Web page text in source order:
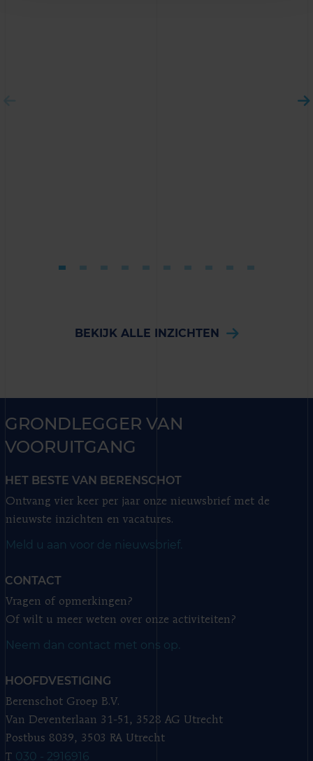
BEKIJK ALLE INZICHTEN
GRONDLEGGER VAN
VOORUITGANG
HET BESTE VAN BERENSCHOT
Ontvang vier keer per jaar onze nieuwsbrief met de
nieuwste inzichten en vacatures.
Meld u aan voor de nieuwsbrief.
CONTACT
Vragen of opmerkingen?
Of wilt u meer weten over onze activiteiten?
Neem dan contact met ons op.
HOOFDVESTIGING
Berenschot Groep B.V.
Van Deventerlaan 31-51, 3528 AG Utrecht
Postbus 8039, 3503 RA Utrecht
T 030 - 2916916